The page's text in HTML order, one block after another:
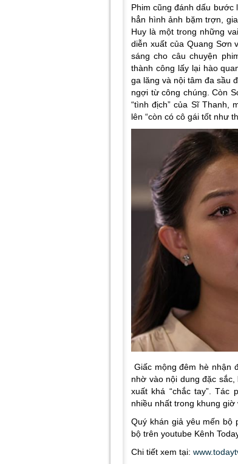
Phim cũng đánh dấu bước
hẳn hình ảnh bặm trợn,
Huy là một trong những
diễn xuất của Quang Sơn
sáng cho câu chuyện
thành công lấy lại hào
ga lăng và nội tâm đa sầu
ngợi từ công chúng. Còn
“tình địch” của Sĩ Thanh,
lên “còn có cô gái tốt như
Giấc mộng đêm hè nhận
nhờ vào nội dung đặc
xuất khá “chắc tay”. Tác
nhiều nhất trong khung giờ
Quý khán giả yêu mến
bộ trên youtube Kênh
Chi tiết xem tại: